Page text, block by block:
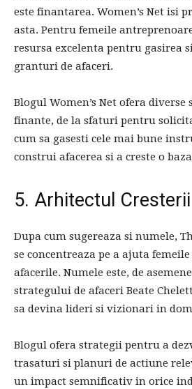
este finantarea. Women’s Net isi
asta. Pentru femeile
resursa excelenta pentru gasirea
granturi de afaceri.
Blogul Women’s Net ofera
finante, de la sfaturi pentru
cum sa gasesti cele mai bune
construi afacerea si a creste o
5. Arhitectul Cresterii
Dupa cum sugereaza si numele,
se concentreaza pe a ajuta
afacerile. Numele este, de
strategului de afaceri Beate
sa devina lideri si vizionari in
Blogul ofera strategii pentru a
trasaturi si planuri de actiune
un impact semnificativ in orice